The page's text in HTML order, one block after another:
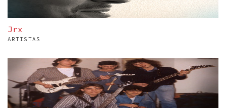
Jrx
ARTISTAS